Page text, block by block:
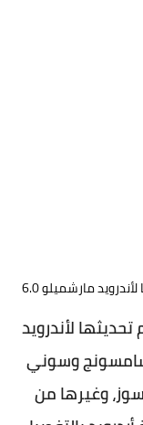
لأندرويد
سامسونج وسوني
وغيرها من